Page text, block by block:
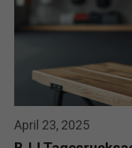
April 23, 2025